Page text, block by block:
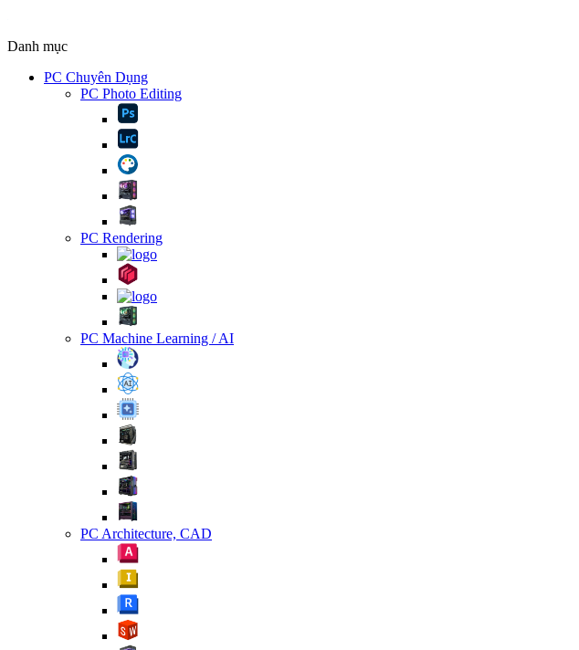
Danh mục
PC Chuyên Dụng
PC Photo Editing
PC Rendering
PC Machine Learning / AI
PC Architecture, CAD